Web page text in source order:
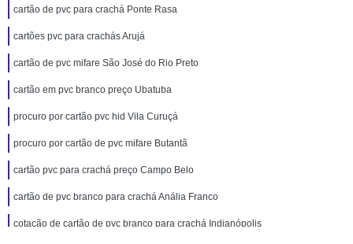
cartão de pvc para crachá Ponte Rasa
cartões pvc para crachás Arujá
cartão de pvc mifare São José do Rio Preto
cartão em pvc branco preço Ubatuba
procuro por cartão pvc hid Vila Curuçá
procuro por cartão de pvc mifare Butantã
cartão pvc para crachá preço Campo Belo
cartão de pvc branco para crachá Anália Franco
cotação de cartão de pvc branco para crachá Indianópolis